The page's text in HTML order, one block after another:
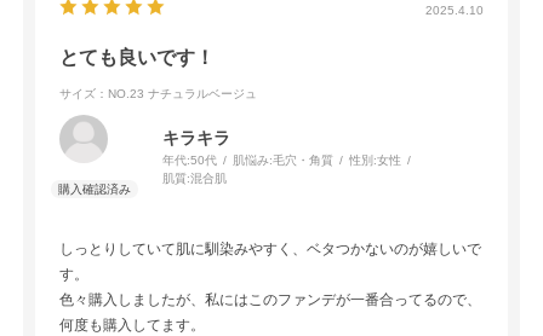
2025.4.10
とても良いです！
サイズ：NO.23 ナチュラルベージュ
キラキラ
年代:50代 肌悩み:毛穴・角質 性別:女性
肌質:混合肌
しっとりしていて肌に馴染みやすく、ベタつかないのが嬉しいで
す。
色々購入しましたが、私にはこのファンデが一番合ってるので、
何度も購入してます。